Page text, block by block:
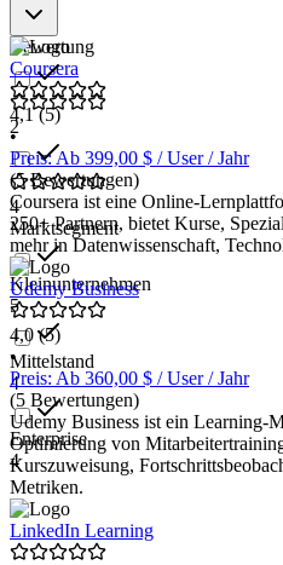
regelmäßig aktualisiert
technologischen
Interaktive Elemente und
und multimediale Inhalte, um
effektiv zu gestalten.
Zugänglichkeit und
Gewährleistet, dass die
benutzerfreundlich ist, um
Lernenden zu unterstützen.
Bewertung
2
4
Marktsegment
Kleinunternehmen
5
Mittelstand
4
Enterprise
4
Coursera
4,1(5)
•
Preis: Ab 399,00 $ / User / Jahr
(5 Bewertungen)
Coursera ist eine Online-
250+ Partnern, bietet Kurse,
mehr in Datenwissenschaft,
Udemy Business
4,0(5)
•
Preis: Ab 360,00 $ / User / Jahr
(5 Bewertungen)
Udemy Business ist ein Learning-
Optimierung von
Kurszuweisung,
Metriken.
LinkedIn Learning